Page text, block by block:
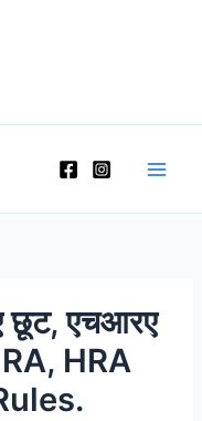
छूट, एचआरए
HRA